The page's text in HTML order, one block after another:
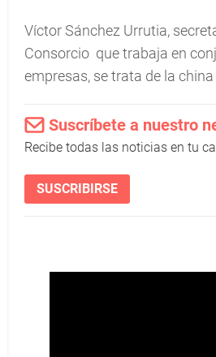
Víctor Sánchez Urrutia,
Consorcio que trabaja en
empresas, se trata de la
Suscríbete a nuestro
Recibe todas las noticias en tu
SUSCRIBIRSE